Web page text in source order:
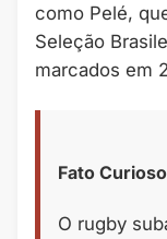
como Pelé,
Seleção
marcados em
Fato
O rugby